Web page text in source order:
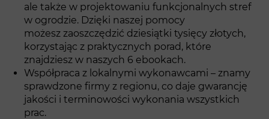
ale także w projektowaniu funkcjonalnych stref
w ogrodzie. Dzięki naszej pomocy
możesz zaoszczędzić dziesiątki tysięcy złotych,
korzystając z praktycznych porad, które
znajdziesz w naszych 6 ebookach.
Współpraca z lokalnymi wykonawcami – znamy
sprawdzone firmy z regionu, co daje gwarancję
jakości i terminowości wykonania wszystkich
prac.